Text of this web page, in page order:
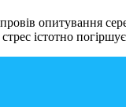
опитування
істотно